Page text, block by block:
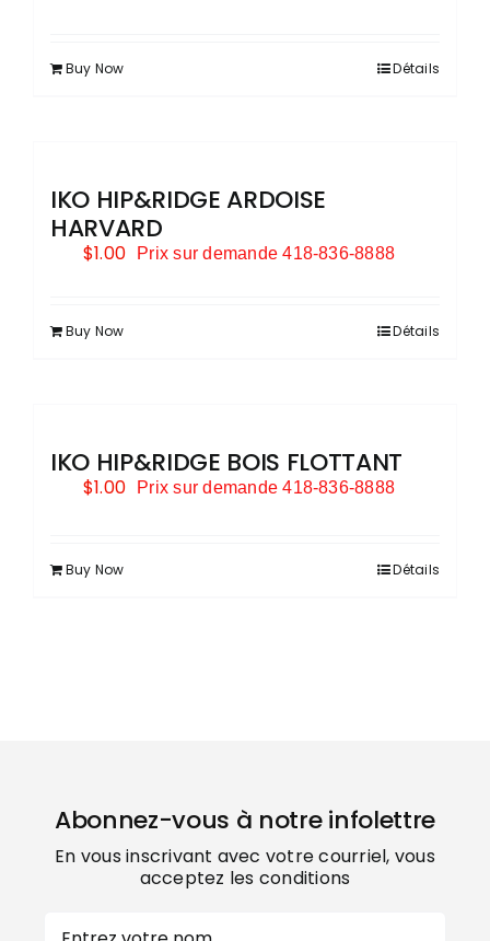
Buy Now Détails
IKO HIP&RIDGE ARDOISE
HARVARD
$1.00 Prix sur demande 418-836-8888
Buy Now Détails
IKO HIP&RIDGE BOIS FLOTTANT
$1.00 Prix sur demande 418-836-8888
Buy Now Détails
Abonnez-vous à notre infolettre
En vous inscrivant avec votre courriel, vous
acceptez les conditions